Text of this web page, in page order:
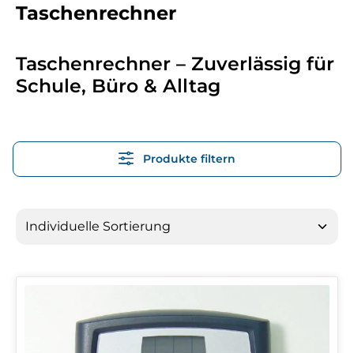
Taschenrechner
Taschenrechner – Zuverlässig für
Schule, Büro & Alltag
Produkte filtern